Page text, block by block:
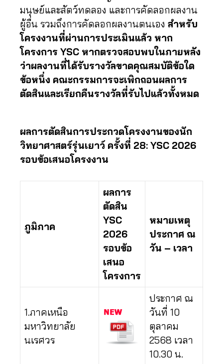
มนุษย์และสัตว์ทดลอง และการคัดลอกผลงาน
ผู้อื่น รวมถึงการคัดลอกผลงานตนเอง สำหรับ
โครงงานที่ผ่านการประเมินแล้ว หาก
โครงการ YSC หากตรวจสอบพบในภายหลัง
ว่าผลงานที่ได้รับรางวัลขาดคุณสมบัติข้อใด
ข้อหนึ่ง คณะกรรมการจะเพิกถอนผลการ
ตัดสินและเรียกคืนรางวัลที่รับไปแล้วทั้งหมด
ผลการตัดสินการประกวดโครงงานของนัก
วิทยาศาสตร์รุ่นเยาว์ ครั้งที่ 28: YSC 2026
รอบข้อเสนอโครงงาน
ภูมิภาค
ผลการ
ตัดสิน
YSC
2026
รอบข้อ
เสนอ
โครงการ
หมายเหตุ
ประกาศ ณ
วัน – เวลา
1.ภาคเหนือ
มหาวิทยาลัย
นเรศวร
ประกาศ ณ
วันที่ 10
ตุลาคม
2568 เวลา
10.30 น.